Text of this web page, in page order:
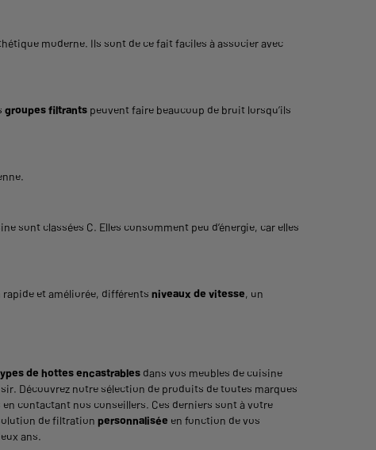
moderne. Ils sont de ce fait faciles à associer avec
groupes filtrants peuvent faire beaucoup de bruit lorsqu’ils
classées C. Elles consomment peu d’énergie, car elles
rapide et améliorée, différents niveaux de vitesse, un
de hottes encastrables dans vos meubles de cuisine
Découvrez notre sélection de produits de toutes marques
contactant nos conseillers. Ces derniers sont à votre
de filtration personnalisée en fonction de vos
ans.